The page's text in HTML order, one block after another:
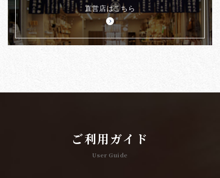
直営店はこちら
ご利用ガイド
User Guide